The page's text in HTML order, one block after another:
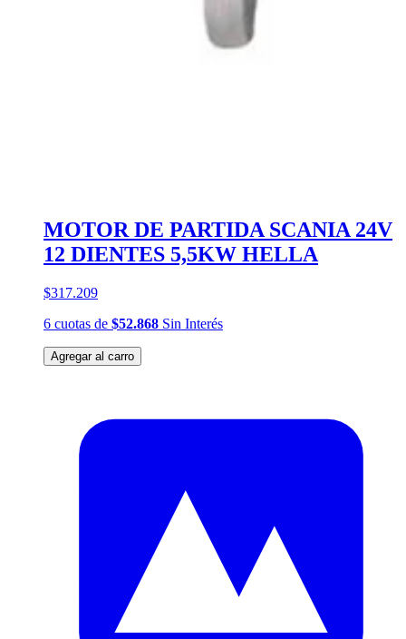
MOTOR DE PARTIDA SCANIA 24V
12 DIENTES 5,5KW HELLA
$317.209
6 cuotas de $52.868 Sin Interés
Agregar al carro